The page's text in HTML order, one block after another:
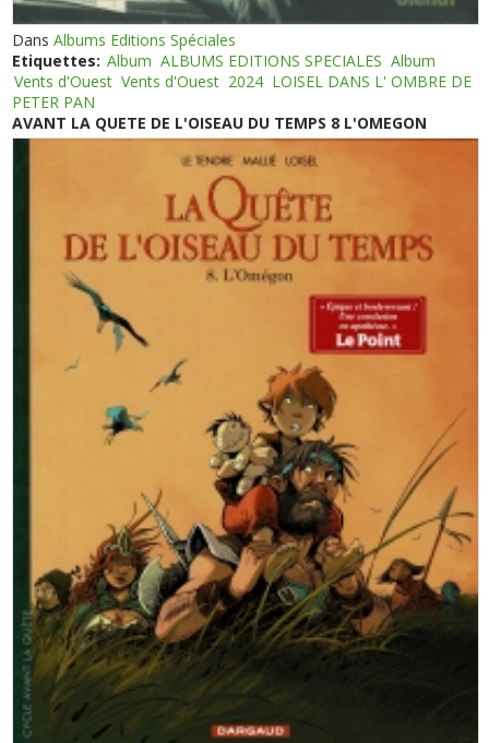
DansAlbums Editions Spéciales
Etiquettes: Album ALBUMS EDITIONS SPECIALES Album
Vents d'Ouest Vents d'Ouest 2024 LOISEL DANS L' OMBRE DE
PETER PAN
AVANT LA QUETE DE L'OISEAU DU TEMPS 8 L'OMEGON